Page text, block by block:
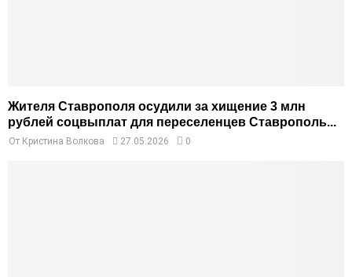
Жителя Ставрополя осудили за хищение 3 млн
рублей соцвыплат для переселенцев Ставрополь...
От Кристина Волкова 27.05.2026 0